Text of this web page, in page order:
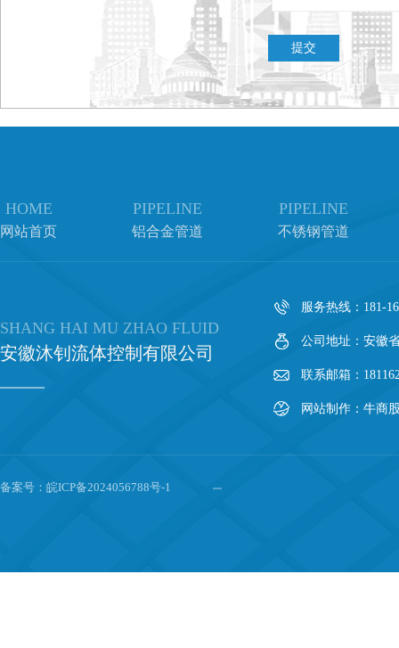
HOME
网站首页
PIPELINE
铝合金管道
PIPELINE
不锈钢管道
SHANG HAI MU ZHAO FLUID
安徽沐钊流体控制有限公司
服务热线：181-
公司地址：安徽
联系邮箱：
网站制作： 牛商
备案号： 皖ICP备2024056788号-1